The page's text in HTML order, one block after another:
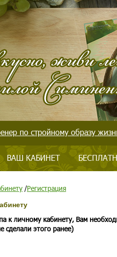
по стройному образу
ВАШ КАБИНЕТ
/Регистрация
к личному кабинету, Вам
сделали этого ранее)